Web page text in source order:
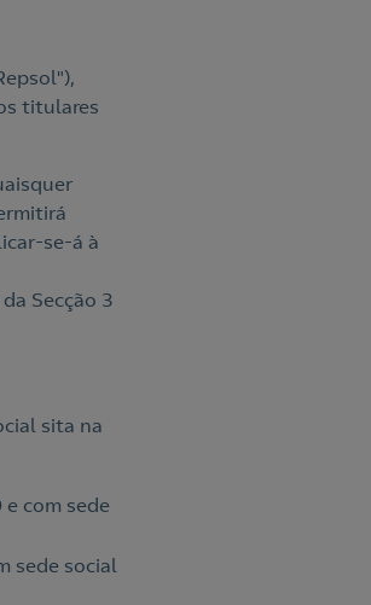
titulares
se-á à
Secção 3
sita na
com sede
sede social